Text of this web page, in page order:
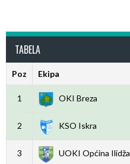
TABELA
Poz Ekipa
1 OKI Breza
2 KSO Iskra
3 UOKI Općina Ilidža